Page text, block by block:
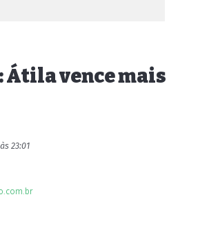
Átila vence mais
23:01